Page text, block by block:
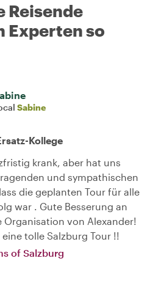
Reisende
Experten so
Sabine
Kollege
krank, aber hat uns
und sympathischen
die geplanten Tour für alle
war . Gute Besserung an
Organisation von Alexander!
tolle Salzburg Tour !!
of Salzburg